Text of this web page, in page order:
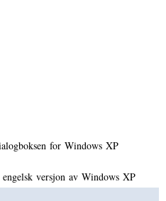
for Windows XP
versjon av Windows XP